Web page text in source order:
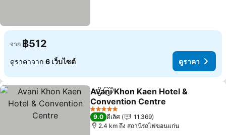
จาก ฿512
ดูราคาจาก 6 เว็บไซต์ ดูราคา
แชร์ เพิ่มในรายการโปรด
Avani Khon Kaen Hotel &
Convention Centre
5 ดาว
9.0 ดีเลิศ
11,369
2.4 km ถึง สถานีรถไฟขอนแก่น